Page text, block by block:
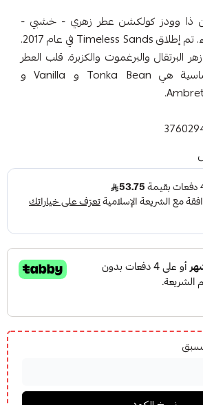
ذا وودز كولكشن عطر زهري - خشبي -
مسك للرجال والنساء. تم إطلاق Timeless Sands في عام 2017.
البرتقال والبرغموت والكزبرة. قلب العطر
الأرز؛ المكونات الأساسية هي Tonka Bean و Vanilla و